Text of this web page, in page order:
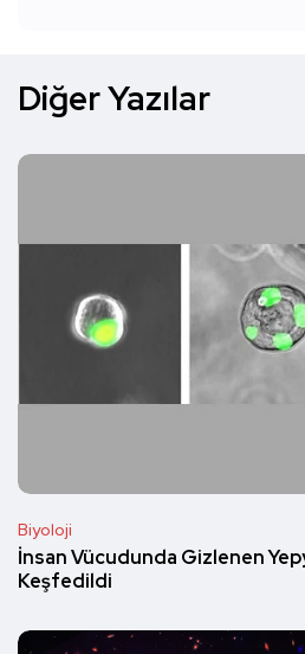
Diğer Yazılar
Biyoloji
İnsan Vücudunda Gizlenen
Keşfedildi